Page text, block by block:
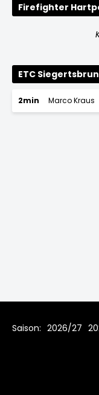
Firefighter
ETC
2min Marco Kraus
Saison: 2026/27